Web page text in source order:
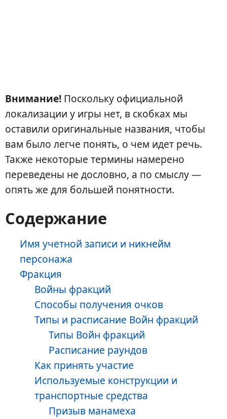
Внимание! Поскольку официальной
локализации у игры нет, в скобках мы
оставили оригинальные названия, чтобы
вам было легче понять, о чем идет речь.
Также некоторые термины намерено
переведены не дословно, а по смыслу —
опять же для большей понятности.
Содержание
Имя учетной записи и никнейм
персонажа
Фракция
Войны фракций
Способы получения очков
Типы и расписание Войн фракций
Типы Войн фракций
Расписание раундов
Как принять участие
Используемые конструкции и
транспортные средства
Призыв манамеха